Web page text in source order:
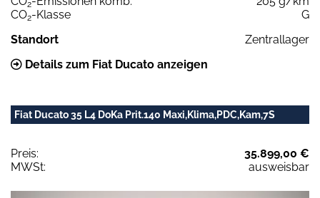
2
CO2-Klasse
G
Standort
Zentrallager
Details zum Fiat Ducato anzeigen
Fiat Ducato 35 L4 DoKa Prit.140 Maxi,Klima,PDC,Kam,7S
Preis:
35.899,00 €
MWSt:
ausweisbar